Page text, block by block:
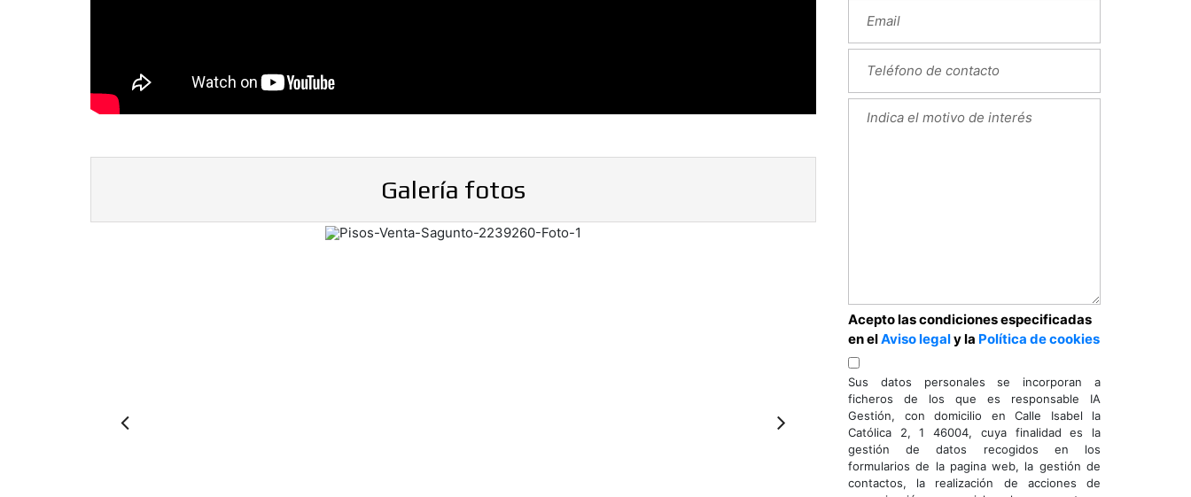
Galería fotos
Next
Acepto las condiciones especificadas
en elAviso legaly la Política de cookies
Sus datos personales se incorporan a
ficheros de los que es responsable IA
Gestión, con domicilio en Calle Isabel la
Católica 2, 1 46004, cuya finalidad es la
gestión de datos recogidos en los
formularios de la pagina web, la gestión de
contactos, la realización de acciones de